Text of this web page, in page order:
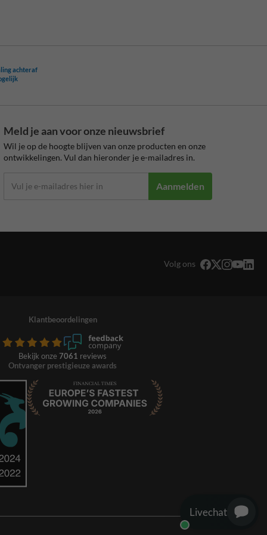
achteraf
Meld je aan voor onze nieuwsbrief
Wil je op de hoogte blijven van onze producten en onze
ontwikkelingen. Vul dan hieronder je e-mailadres in.
Aanmelden
Volg ons
Klantbeoordelingen
Bekijk onze 7061 reviews
Ontvanger prestigieuze awards
Livechat